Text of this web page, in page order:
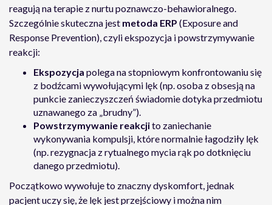
reagują na terapie z nurtu poznawczo-behawioralnego.
Szczególnie skuteczna jest metoda ERP (Exposure and
Response Prevention), czyli ekspozycja i powstrzymywanie
reakcji:
Ekspozycja polega na stopniowym konfrontowaniu się
z bodźcami wywołującymi lęk (np. osoba z obsesją na
punkcie zanieczyszczeń świadomie dotyka przedmiotu
uznawanego za „brudny”).
Powstrzymywanie reakcjito zaniechanie
wykonywania kompulsji, które normalnie łagodziły lęk
(np. rezygnacja z rytualnego mycia rąk po dotknięciu
danego przedmiotu).
Początkowo wywołuje to znaczny dyskomfort, jednak
pacjent uczy się, że lęk jest przejściowy i można nim